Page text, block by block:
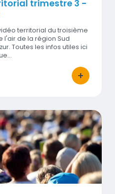
trimestre 3 -
territorial du troisième
l'air de la région Sud
Toutes les infos utiles ici
+
bouton
3 - Bouches-du-Rhône
Visuel